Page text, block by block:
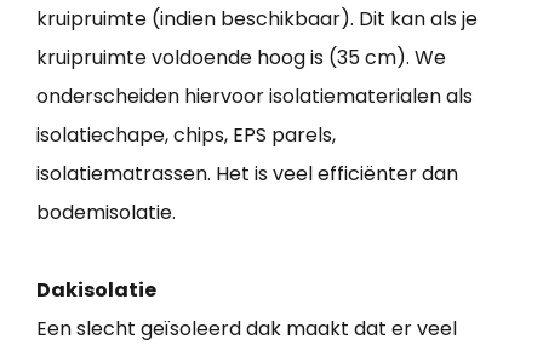
kruipruimte (indien beschikbaar). Dit kan als je
kruipruimte voldoende hoog is (35 cm). We
onderscheiden hiervoor isolatiematerialen als
isolatiechape, chips, EPS parels,
isolatiematrassen. Het is veel efficiënter dan
bodemisolatie.
Dakisolatie
Een slecht geïsoleerd dak maakt dat er veel